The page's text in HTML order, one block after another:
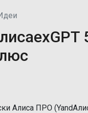
Алиса ПРО